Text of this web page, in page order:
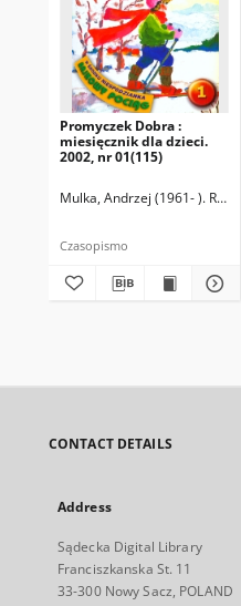
Promyczek Dobra :
miesięcznik dla dzieci.
2002, nr 01(115)
Mulka, Andrzej (1961- ).
Czasopismo
CONTACT DETAILS
Address
Sądecka Digital Library
Franciszkanska St. 11
33-300 Nowy Sacz, POLAND